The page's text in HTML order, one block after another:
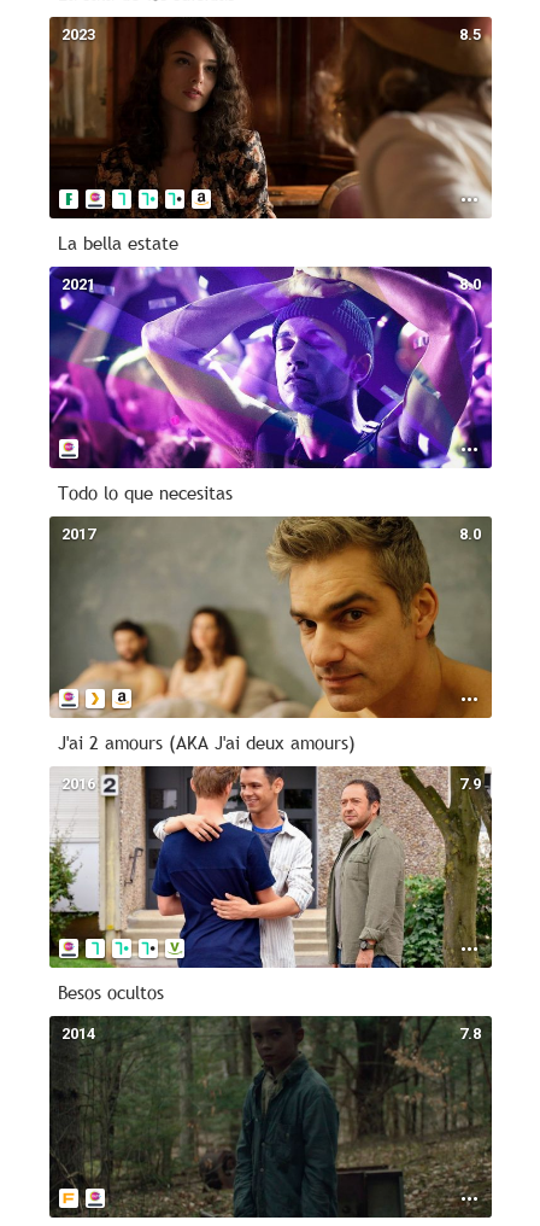
8.5
2023
La bella estate
8.0
2021
Todo lo que necesitas
8.0
2017
J'ai 2 amours (AKA J'ai deux amours)
7.9
2016
Besos ocultos
7.8
2014